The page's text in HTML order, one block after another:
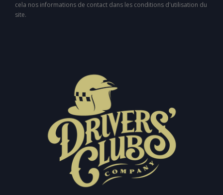
cela nos informations de contact dans les conditions d'utilisation du
site.